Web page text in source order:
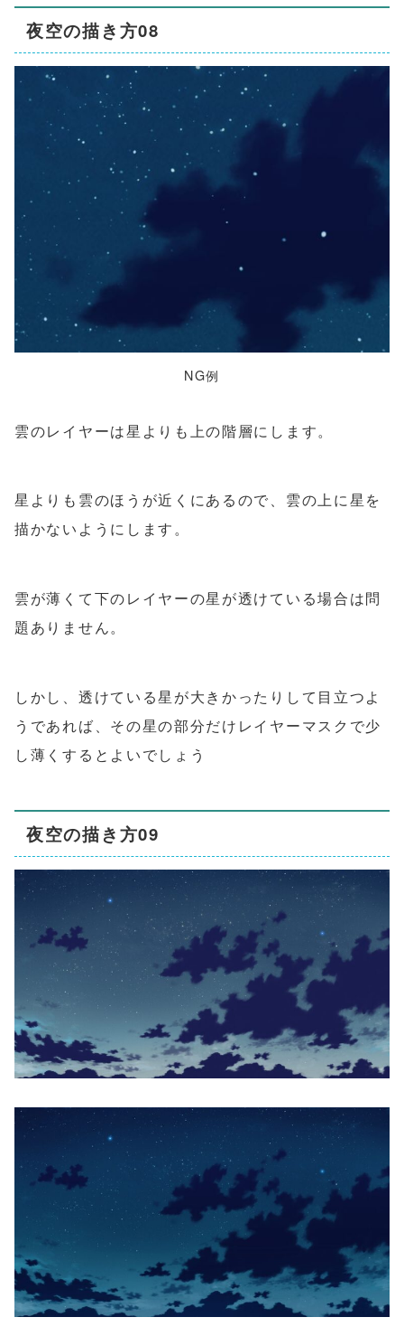
夜空の描き方08
NG例
雲のレイヤーは星よりも上の階層にします。
星よりも雲のほうが近くにあるので、雲の上に星を
描かないようにします。
雲が薄くて下のレイヤーの星が透けている場合は問
題ありません。
しかし、透けている星が大きかったりして目立つよ
うであれば、その星の部分だけレイヤーマスクで少
し薄くするとよいでしょう
夜空の描き方09